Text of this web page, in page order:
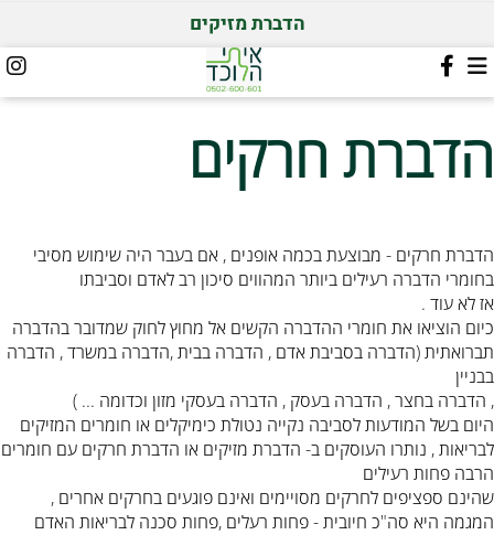
הדברת מזיקים
הדברת חרקים
הדברת חרקים - מבוצעת בכמה אופנים , אם בעבר היה שימוש מסיבי
בחומרי הדברה רעילים ביותר המהווים סיכון רב לאדם וסביבתו
אז לא עוד .
כיום הוציאו את חומרי ההדברה הקשים אל מחוץ לחוק שמדובר בהדברה
תברואתית (הדברה בסביבת אדם , הדברה בבית ,הדברה במשרד , הדברה
בבניין
, הדברה בחצר , הדברה בעסק , הדברה בעסקי מזון וכדומה ... )
היום בשל המודעות לסביבה נקייה נטולת כימיקלים או חומרים המזיקים
לבריאות , נותרו העוסקים ב- הדברת מזיקים או הדברת חרקים עם חומרים
הרבה פחות רעילים
שהינם ספציפים לחרקים מסויימים ואינם פוגעים בחרקים אחרים ,
המגמה היא סה"כ חיובית - פחות רעלים ,פחות סכנה לבריאות האדם